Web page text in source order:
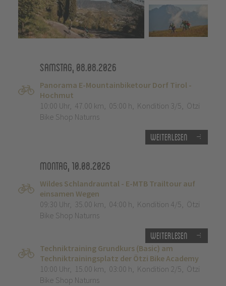
Samstag, 08.08.2026
Panorama E-Mountainbiketour Dorf Tirol -
Hochmut
10:00 Uhr, 47.00 km, 05:00 h, Kondition 3/5, Ötzi
Bike Shop Naturns
Weiterlesen
Montag, 10.08.2026
Wildes Schlandrauntal - E-MTB Trailtour auf
einsamen Wegen
09:30 Uhr, 35.00 km, 04:00 h, Kondition 4/5, Ötzi
Bike Shop Naturns
Weiterlesen
Techniktraining Grundkurs (Basic) am
Techniktrainingsplatz der Ötzi Bike Academy
10:00 Uhr, 15.00 km, 03:00 h, Kondition 2/5, Ötzi
Bike Shop Naturns